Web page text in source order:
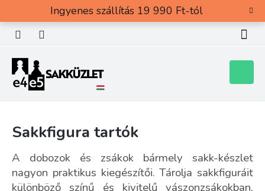
tartalomhoz
Ingyenes szállítás 19 990 Ft-tól
Sakkfigura tartók
A dobozok és zsákok bármely sakk-készlet
nagyon praktikus kiegészítői. Tárolja sakkfiguráit
különböző színű és kivitelű vászonzsákokban,